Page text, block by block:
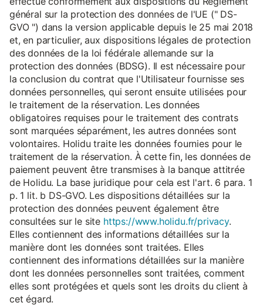
général sur la protection des données de l'UE (" DS-
GVO ") dans la version applicable depuis le 25 mai 2018
et, en particulier, aux dispositions légales de protection
des données de la loi fédérale allemande sur la
protection des données (BDSG). Il est nécessaire pour
la conclusion du contrat que l'Utilisateur fournisse ses
données personnelles, qui seront ensuite utilisées pour
le traitement de la réservation. Les données
obligatoires requises pour le traitement des contrats
sont marquées séparément, les autres données sont
volontaires. Holidu traite les données fournies pour le
traitement de la réservation. À cette fin, les données de
paiement peuvent être transmises à la banque attitrée
de Holidu. La base juridique pour cela est l'art. 6 para. 1
p. 1 lit. b DS-GVO. Les dispositions détaillées sur la
protection des données peuvent également être
consultées sur le site https://www.holidu.fr/privacy.
Elles contiennent des informations détaillées sur la
manière dont les données sont traitées. Elles
contiennent des informations détaillées sur la manière
dont les données personnelles sont traitées, comment
elles sont protégées et quels sont les droits du client à
cet égard.